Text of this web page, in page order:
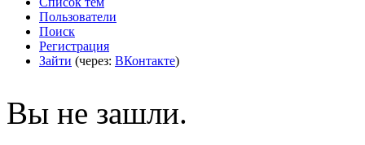
Пользователи
Поиск
Регистрация
Зайти (через: ВКонтакте)
Вы не зашли.